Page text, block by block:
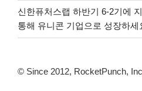
신한퓨처스랩 하반기 6-2기에
통해 유니콘 기업으로 성장하세
© Since 2012, RocketPunch,